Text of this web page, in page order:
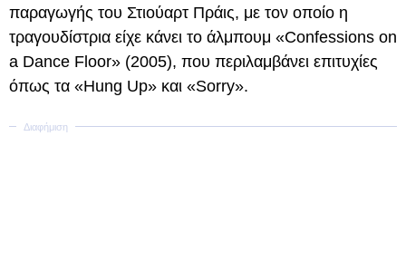
παραγωγής του Στιούαρτ Πράις, με τον οποίο η
τραγουδίστρια είχε κάνει το άλμπουμ «Confessions on
a Dance Floor» (2005), που περιλαμβάνει επιτυχίες
όπως τα «Hung Up» και «Sorry».